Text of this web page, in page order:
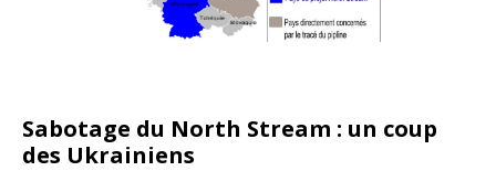
Sabotage du North Stream : un coup
des Ukrainiens